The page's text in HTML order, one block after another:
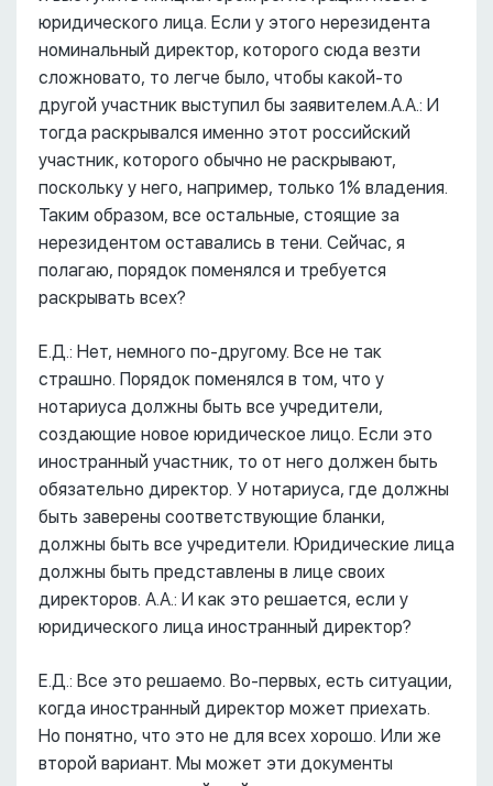
юридического лица. Если у этого нерезидента
номинальный директор, которого сюда везти
сложновато, то легче было, чтобы какой-то
другой участник выступил бы заявителем.А.А.: И
тогда раскрывался именно этот российский
участник, которого обычно не раскрывают,
поскольку у него, например, только 1% владения.
Таким образом, все остальные, стоящие за
нерезидентом оставались в тени. Сейчас, я
полагаю, порядок поменялся и требуется
раскрывать всех?
Е.Д.: Нет, немного по-другому. Все не так
страшно. Порядок поменялся в том, что у
нотариуса должны быть все учредители,
создающие новое юридическое лицо. Если это
иностранный участник, то от него должен быть
обязательно директор. У нотариуса, где должны
быть заверены соответствующие бланки,
должны быть все учредители. Юридические лица
должны быть представлены в лице своих
директоров. А.А.: И как это решается, если у
юридического лица иностранный директор?
Е.Д.: Все это решаемо. Во-первых, есть ситуации,
когда иностранный директор может приехать.
Но понятно, что это не для всех хорошо. Или же
второй вариант. Мы может эти документы